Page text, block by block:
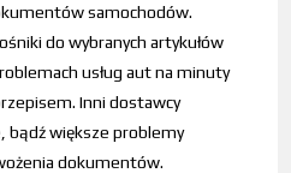
samochodów.
do wybranych artykułów
usług aut na minuty
Inni dostawcy
bądź większe problemy
dokumentów.